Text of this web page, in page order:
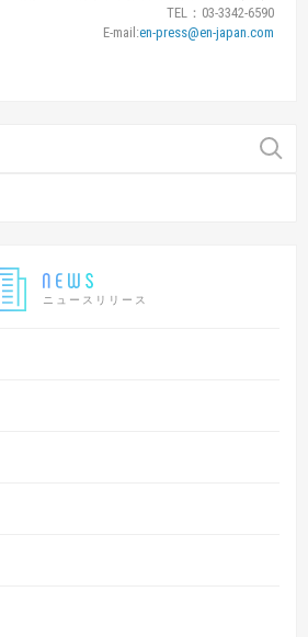
ニュースリリース
TEL：03-3342-6590
E-mail:en-press@en-japan.com